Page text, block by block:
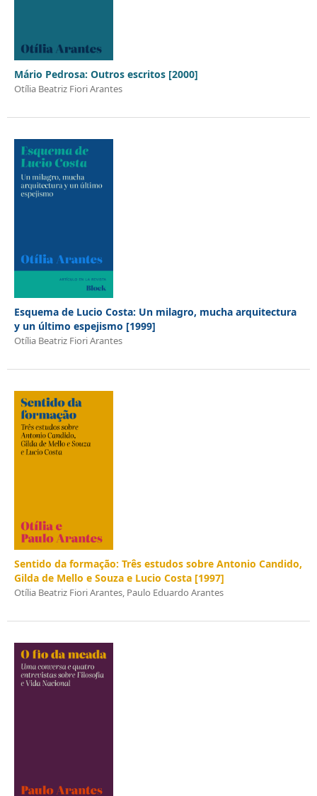
Mário Pedrosa: Outros escritos [2000]
Otília Beatriz Fiori Arantes
Esquema de Lucio Costa: Un milagro, mucha arquitectura
y un último espejismo [1999]
Otília Beatriz Fiori Arantes
Sentido da formação: Três estudos sobre Antonio Candido,
Gilda de Mello e Souza e Lucio Costa [1997]
Otília Beatriz Fiori Arantes, Paulo Eduardo Arantes